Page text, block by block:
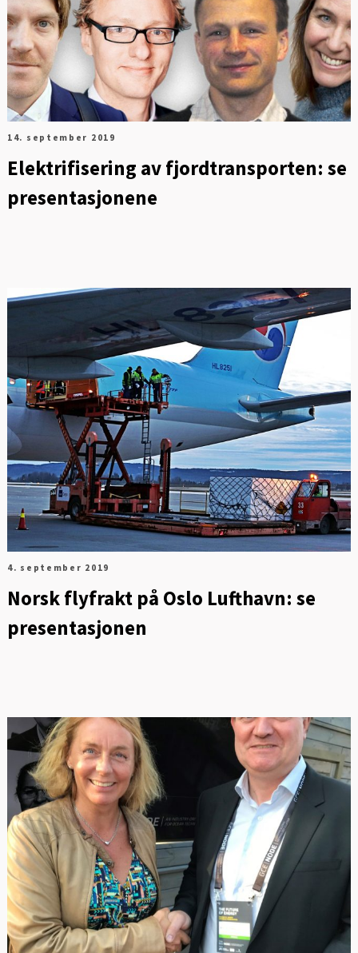
14. september 2019
Elektrifisering av fjordtransporten: se
presentasjonene
4. september 2019
Norsk flyfrakt på Oslo Lufthavn: se
presentasjonen